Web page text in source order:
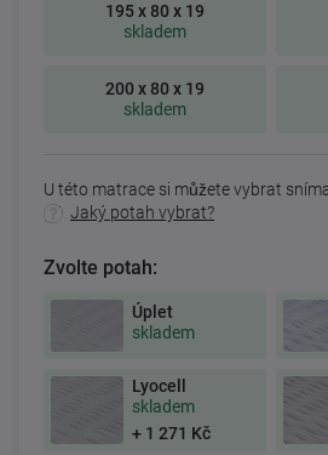
195 x 80 x 19
skladem
200 x 80 x 19
skladem
U této matrace si můžete vybrat
Jaký potah vybrat?
Zvolte potah:
Úplet
skladem
Lyocell
skladem
+ 1 271 Kč